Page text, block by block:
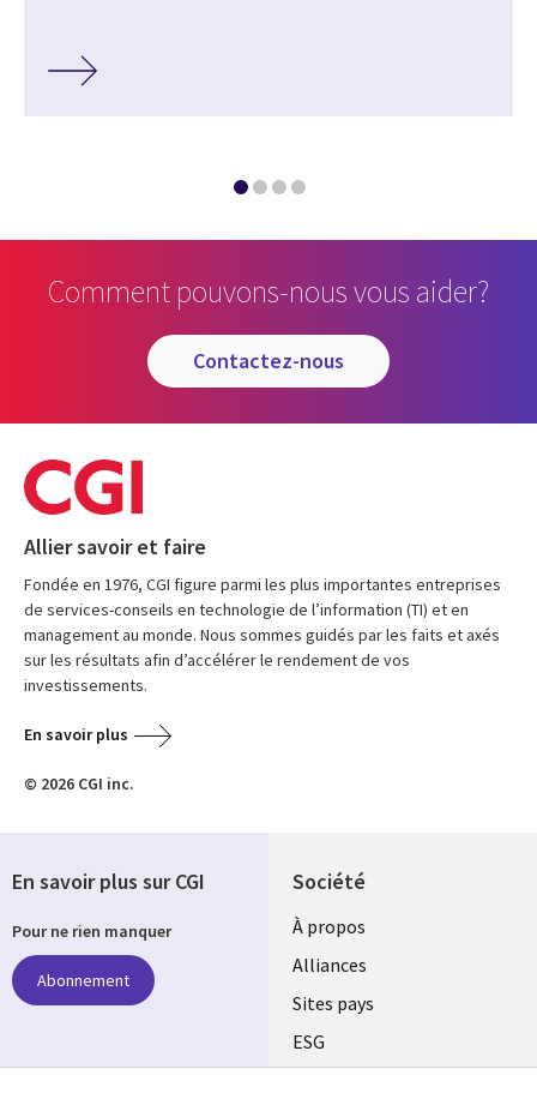
Comment pouvons-nous vous aider?
contactez-nous
Allier savoir et faire
Fondée en 1976, CGI figure parmi les plus importantes entreprises
de services-conseils en technologie de l’information (TI) et en
management au monde. Nous sommes guidés par les faits et axés
sur les résultats afin d’accélérer le rendement de vos
investissements.
En savoir plus
© 2026 CGI inc.
Société
À propos
Alliances
Sites pays
ESG
En savoir plus sur CGI
Pour ne rien manquer
Abonnement